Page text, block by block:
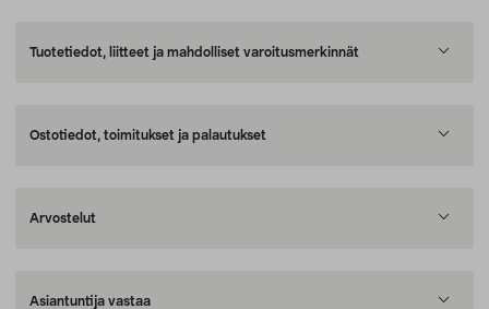
Tuotetiedot, liitteet ja mahdolliset varoitusmerkinnät
Ostotiedot, toimitukset ja palautukset
Arvostelut
Asiantuntija vastaa